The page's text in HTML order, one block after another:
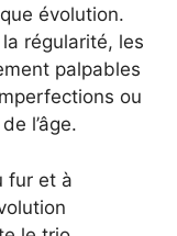
évolution.
régularité, les
palpables
ou
l’âge.
fur et à